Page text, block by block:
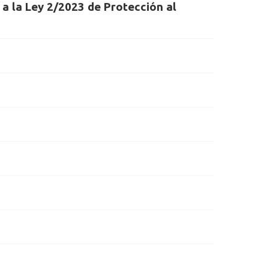
la Ley 2/2023 de Protección al